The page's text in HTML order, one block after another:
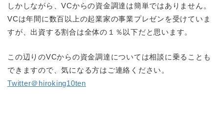
しかしながら、VCからの資金調達は簡単ではありません。
VCは年間に数百以上の起業家の事業プレゼンを受けていま
すが、出資する割合は全体の１％以下だと思います。
この辺りのVCからの資金調達については相談に乗ることも
できますので、気になる方はご連絡ください。
Twitter＠hiroking10ten